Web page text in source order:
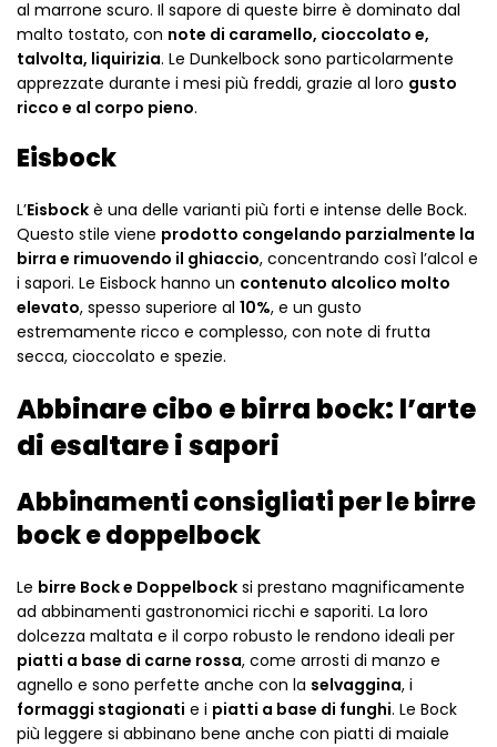
al marrone scuro. Il sapore di queste birre è dominato dal
malto tostato, con note di caramello, cioccolato e,
talvolta, liquirizia. Le Dunkelbock sono particolarmente
apprezzate durante i mesi più freddi, grazie al loro gusto
ricco e al corpo pieno.
Eisbock
L’Eisbock è una delle varianti più forti e intense delle Bock.
Questo stile viene prodotto congelando parzialmente la
birra e rimuovendo il ghiaccio, concentrando così l’alcol e
i sapori. Le Eisbock hanno un contenuto alcolico molto
elevato, spesso superiore al 10%, e un gusto
estremamente ricco e complesso, con note di frutta
secca, cioccolato e spezie.
Abbinare cibo e birra bock: l’arte
di esaltare i sapori
Abbinamenti consigliati per le birre
bock e doppelbock
Le birre Bock e Doppelbock si prestano magnificamente
ad abbinamenti gastronomici ricchi e saporiti. La loro
dolcezza maltata e il corpo robusto le rendono ideali per
piatti a base di carne rossa, come arrosti di manzo e
agnello e sono perfette anche con la selvaggina, i
formaggi stagionati e i piatti a base di funghi. Le Bock
più leggere si abbinano bene anche con piatti di maiale